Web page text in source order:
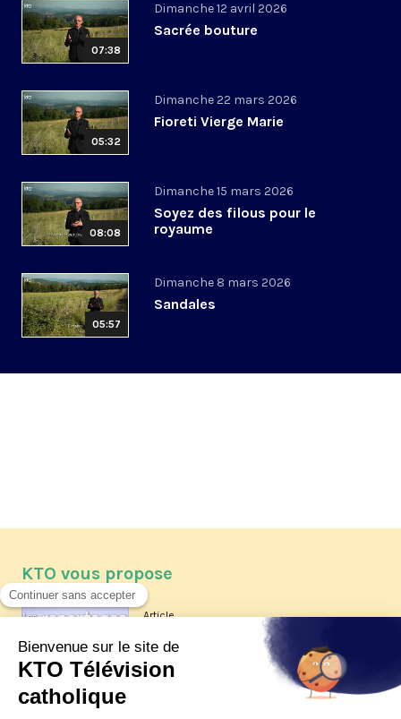
07:38
Dimanche 12 avril 2026
Sacrée bouture
05:32
Dimanche 22 mars 2026
Fioreti Vierge Marie
08:08
Dimanche 15 mars 2026
Soyez des filous pour le
royaume
05:57
Dimanche 8 mars 2026
Sandales
KTO vous propose
Article
Les reportages d'été 2026 de KTO